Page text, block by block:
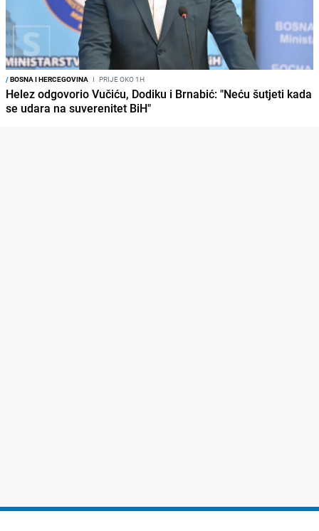
/BOSNA I HERCEGOVINA I PRIJE OKO 1H
Helez odgovorio Vučiću, Dodiku i Brnabić: "Neću šutjeti kada
se udara na suverenitet BiH"